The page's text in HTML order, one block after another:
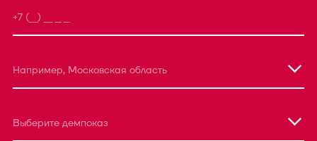
Например, Московская область
Выберите демпоказ